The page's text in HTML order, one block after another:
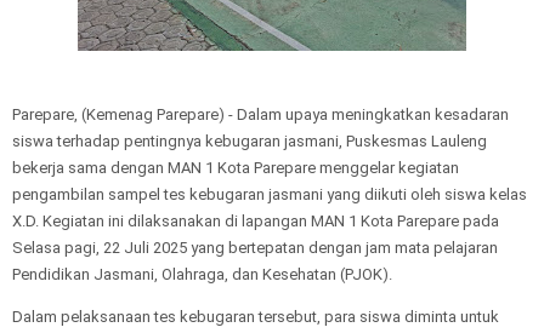
Parepare, (Kemenag Parepare) - Dalam upaya meningkatkan kesadaran
siswa terhadap pentingnya kebugaran jasmani, Puskesmas Lauleng
bekerja sama dengan MAN 1 Kota Parepare menggelar kegiatan
pengambilan sampel tes kebugaran jasmani yang diikuti oleh siswa kelas
X.D. Kegiatan ini dilaksanakan di lapangan MAN 1 Kota Parepare pada
Selasa pagi, 22 Juli 2025 yang bertepatan dengan jam mata pelajaran
Pendidikan Jasmani, Olahraga, dan Kesehatan (PJOK).
Dalam pelaksanaan tes kebugaran tersebut, para siswa diminta untuk